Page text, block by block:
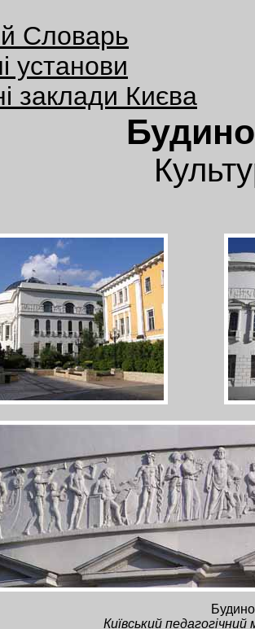
Словарь
установи
заклади Києва
Київський